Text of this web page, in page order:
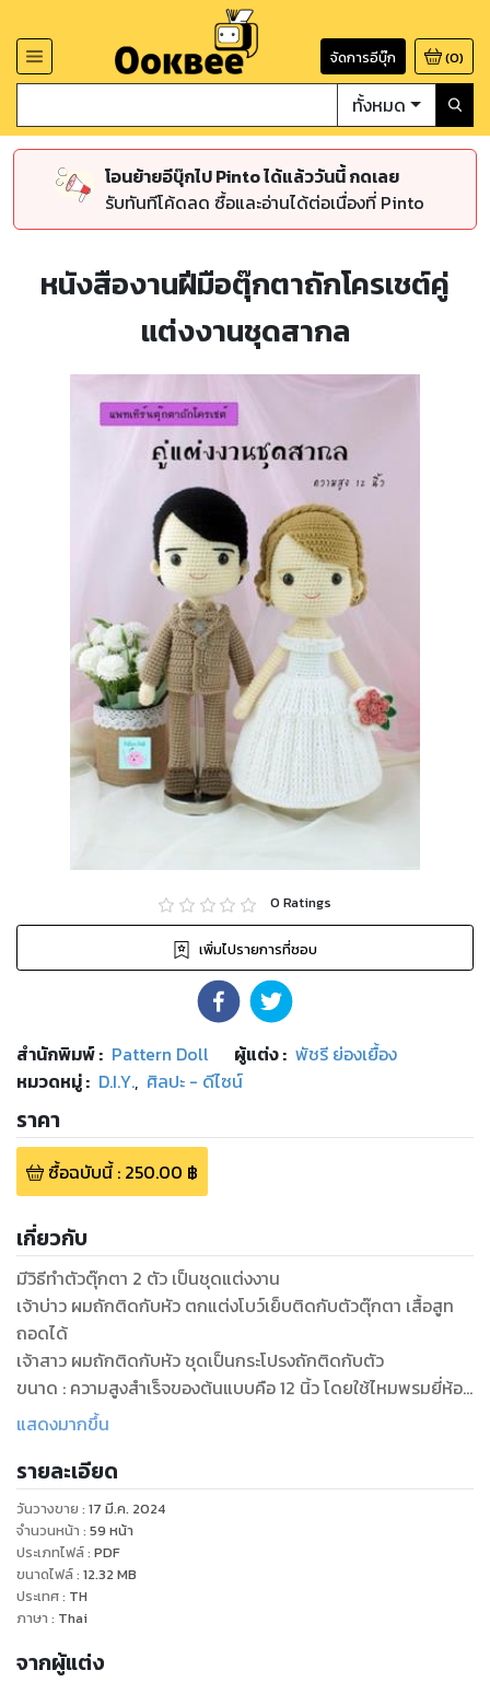
จัดการอีบุ๊ก (0)
ทั้งหมด
โอนย้ายอีบุ๊กไป Pinto ได้แล้ววันนี้ กดเลย
รับทันทีโค้ดลด ซื้อและอ่านได้ต่อเนื่องที่ Pinto
หนังสืองานฝีมือตุ๊กตาถักโครเชต์คู่
แต่งงานชุดสากล
0 Ratings
เพิ่มไปรายการที่ชอบ
สำนักพิมพ์: Pattern Doll ผู้แต่ง : พัชรี ย่องเยื้อง
หมวดหมู่: D.I.Y., ศิลปะ - ดีไซน์
ราคา
ซื้อฉบับนี้: 250.00 ฿
เกี่ยวกับ
มีวิธีทำตัวตุ๊กตา 2 ตัว เป็นชุดแต่งงาน
เจ้าบ่าว ผมถักติดกับหัว ตกแต่งโบว์เย็บติดกับตัวตุ๊กตา เสื้อสูท
ถอดได้
เจ้าสาว ผมถักติดกับหัว ชุดเป็นกระโปรงถักติดกับตัว
ขนาด : ความสูงสำเร็จของต้นแบบคือ 12 นิ้ว โดยใช้ไหมพรมยี่ห้อ
Eagle 4 ply ตัวดอกไม้ที่เจ้าสาวถือใช้ด้ายถักวีนัสซัมเมอร์เบอร์
สัญลักษณ์ที่ใช้ในการถัก : เป็นอักษรภาษาอังกฤษ X, A, V, T, F, c มี
ภาพประกอบการถักและการเย็บประกอบโดยละเอียด
ระดับความยากของการถัก : เหมาะกับคนที่เริ่มหัดถักตุ๊กตา
จำนวนหน้า : มี 59 หน้า รวมปก
แสดงมากขึ้น
รายละเอียด
วันวางขาย : 17 มี.ค. 2024
จำนวนหน้า : 59 หน้า
ประเภทไฟล์: PDF
ขนาดไฟล์: 12.32 MB
ประเทศ: TH
ภาษา : Thai
จากผู้แต่ง